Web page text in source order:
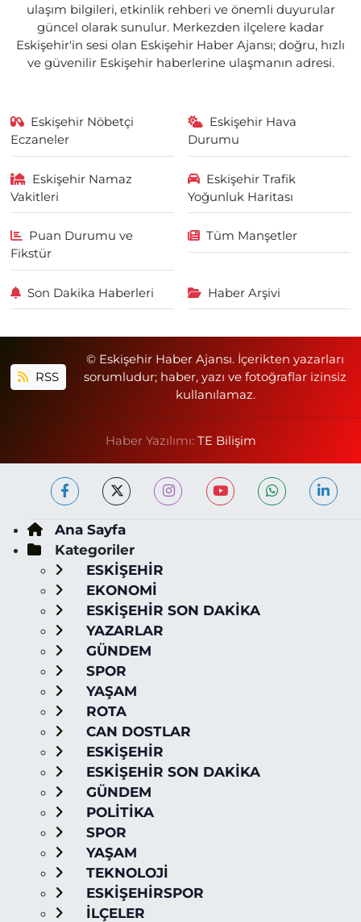
ulaşım bilgileri, etkinlik rehberi ve önemli duyurular
güncel olarak sunulur. Merkezden ilçelere kadar
Eskişehir'in sesi olan Eskişehir Haber Ajansı; doğru, hızlı
ve güvenilir Eskişehir haberlerine ulaşmanın adresi.
Eskişehir Nöbetçi
Eczaneler
Eskişehir Hava
Durumu
Eskişehir Namaz
Vakitleri
Eskişehir Trafik
Yoğunluk Haritası
Puan Durumu ve
Fikstür
Tüm Manşetler
Son Dakika Haberleri Haber Arşivi
RSS
© Eskişehir Haber Ajansı. İçerikten yazarları
sorumludur; haber, yazı ve fotoğraflar izinsiz
kullanılamaz.
Haber Yazılımı: TE Bilişim
Ana Sayfa
Kategoriler
ESKİŞEHİR
EKONOMİ
ESKİŞEHİR SON DAKİKA
YAZARLAR
GÜNDEM
SPOR
YAŞAM
ROTA
CAN DOSTLAR
ESKİŞEHİR
ESKİŞEHİR SON DAKİKA
GÜNDEM
POLİTİKA
SPOR
YAŞAM
TEKNOLOJİ
ESKİŞEHİRSPOR
İLÇELER